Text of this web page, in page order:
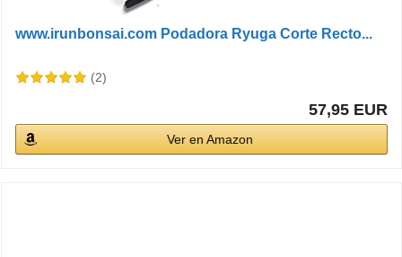
www.irunbonsai.com Podadora Ryuga Corte Recto...
(2)
57,95 EUR
Ver en Amazon